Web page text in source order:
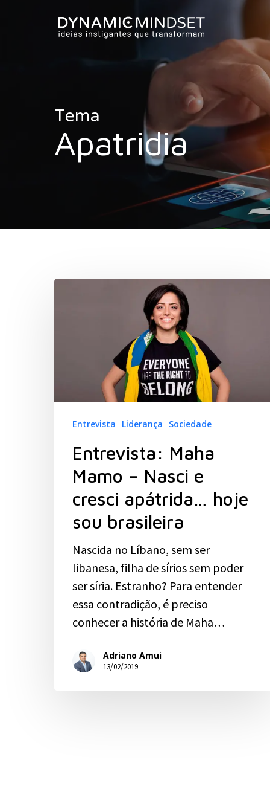
Hit enter to search or ESC to close
Tema
Apatridia
Entrevista Liderança Sociedade
Entrevista: Maha
Mamo – Nasci e
cresci apátrida… hoje
sou brasileira
Nascida no Líbano, sem ser
libanesa, filha de sírios sem poder
ser síria. Estranho? Para entender
essa contradição, é preciso
conhecer a história de Maha…
Adriano Amui
13/02/2019